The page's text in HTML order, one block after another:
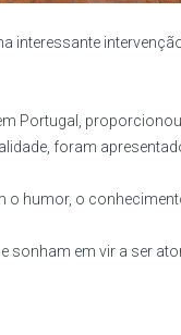
interessante
Portugal,
foram
o humor, o
sonham em vir a ser